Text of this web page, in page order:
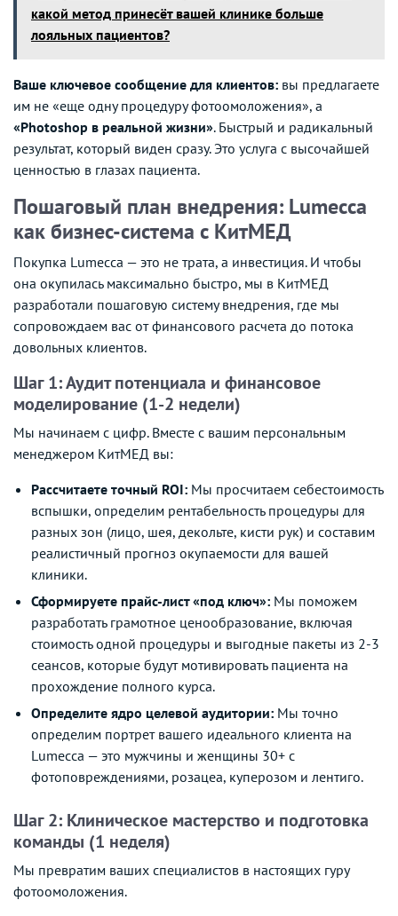
какой метод принесёт вашей клинике больше
лояльных пациентов?
Ваше ключевое сообщение для клиентов: вы предлагаете
им не «еще одну процедуру фотоомоложения», а
«Photoshop в реальной жизни». Быстрый и радикальный
результат, который виден сразу. Это услуга с высочайшей
ценностью в глазах пациента.
Пошаговый план внедрения: Lumecca
как бизнес-система с КитМЕД
Покупка Lumecca — это не трата, а инвестиция. И чтобы
она окупилась максимально быстро, мы в КитМЕД
разработали пошаговую систему внедрения, где мы
сопровождаем вас от финансового расчета до потока
довольных клиентов.
Шаг 1: Аудит потенциала и финансовое
моделирование (1-2 недели)
Мы начинаем с цифр. Вместе с вашим персональным
менеджером КитМЕД вы:
Рассчитаете точный ROI: Мы просчитаем себестоимость
вспышки, определим рентабельность процедуры для
разных зон (лицо, шея, декольте, кисти рук) и составим
реалистичный прогноз окупаемости для вашей
клиники.
Сформируете прайс-лист «под ключ»: Мы поможем
разработать грамотное ценообразование, включая
стоимость одной процедуры и выгодные пакеты из 2-3
сеансов, которые будут мотивировать пациента на
прохождение полного курса.
Определите ядро целевой аудитории: Мы точно
определим портрет вашего идеального клиента на
Lumecca — это мужчины и женщины 30+ с
фотоповреждениями, розацеа, куперозом и лентиго.
Шаг 2: Клиническое мастерство и подготовка
команды (1 неделя)
Мы превратим ваших специалистов в настоящих гуру
фотоомоложения.